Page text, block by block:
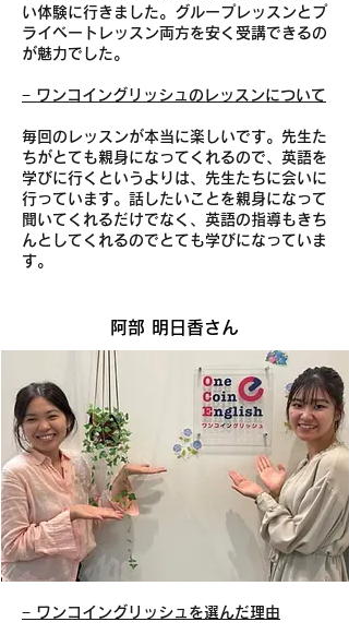
い体験に行きました。グループレッスンとプ
ライベートレッスン両方を安く受講できるの
が魅力でした。
− ワンコイングリッシュのレッスンについて
毎回のレッスンが本当に楽しいです。先生た
ちがとても親身になってくれるので、英語を
学びに行くというよりは、先生たちに会いに
行っています。話したいことを親身になって
聞いてくれるだけでなく、英語の指導もきち
んとしてくれるのでとても学びになっていま
す。
阿部 明日香さん
− ワンコイングリッシュを選んだ理由